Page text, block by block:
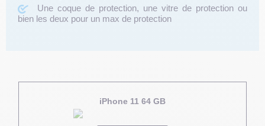
Une coque de protection, une vitre de protection ou
bien les deux pour un max de protection
iPhone 11 64 GB